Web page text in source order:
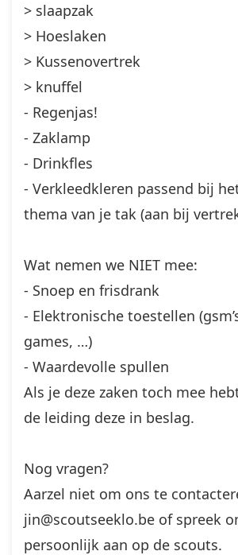
> slaapzak
> Hoeslaken
> Kussenovertrek
> knuffel
- Regenjas!
- Zaklamp
- Drinkfles
- Verkleedkleren passend bij
thema van je tak (aan bij
Wat nemen we NIET mee:
- Snoep en frisdrank
- Elektronische toestellen
games, …)
- Waardevolle spullen
Als je deze zaken toch mee
de leiding deze in beslag.
Nog vragen?
Aarzel niet om ons te
jin@scoutseeklo.be of spreek
persoonlijk aan op de scouts.